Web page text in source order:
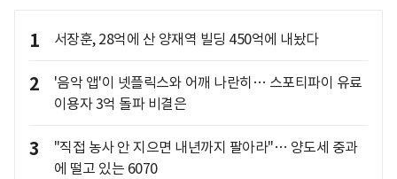
1 서장훈, 28억에 산 양재역 빌딩 450억에 내놨다
2
'음악 앱'이 넷플릭스와 어깨 나란히… 스포티파이 유료
이용자 3억 돌파 비결은
3
"직접 농사 안 지으면 내년까지 팔아라"… 양도세 중과
에 떨고 있는 6070